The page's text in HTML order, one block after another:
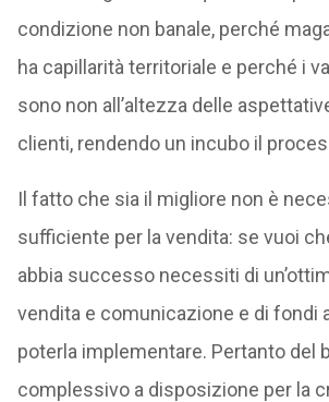
condizione non banale, perché
ha capillarità territoriale e perché i
sono non all’altezza delle
clienti, rendendo un incubo il
Il fatto che sia il migliore non è
sufficiente per la vendita: se vuoi
abbia successo necessiti di
vendita e comunicazione e di fondi
poterla implementare. Pertanto del
complessivo a disposizione per la